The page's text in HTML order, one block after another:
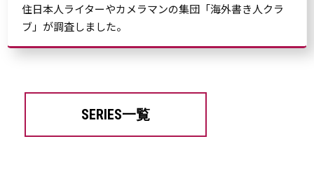
住日本人ライターやカメラマンの集団「海外書き人クラ
ブ」が調査しました。
SERIES一覧